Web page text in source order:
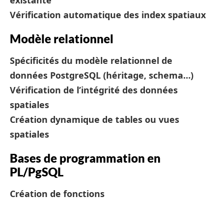
Vérification automatique des index spatiaux
Modèle relationnel
Spécificités du modèle relationnel de
données PostgreSQL (héritage, schema…)
Vérification de l’intégrité des données
spatiales
Création dynamique de tables ou vues
spatiales
Bases de programmation en
PL/PgSQL
Création de fonctions